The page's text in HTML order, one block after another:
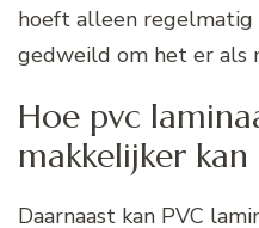
hoeft alleen
gedweild om het er als
Hoe pvc
makkelijker kan
Daarnaast kan PVC